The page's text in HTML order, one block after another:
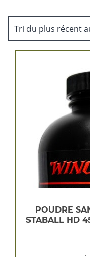
au
POUDRE
STABALL HD